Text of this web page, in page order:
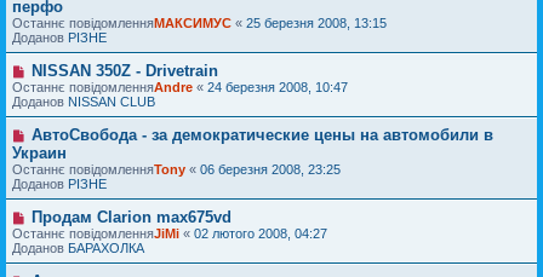
я
м
л
е
н
н
я
в
і
д
о
м
л
е
н
я
в
е
п
в
і
д
о
м
л
е
н
н
перфо
Останнє повідомленняМАКСИМУС « 25 березня 2008, 13:15
Доданов РІЗНЕ
Н
о
в
е
о
в
і
д
о
м
л
е
н
NISSAN 350Z - Drivetrain
Останнє повідомленняAndre « 24 березня 2008, 10:47
Доданов NISSAN CLUB
Н
о
в
е
п
в
і
д
о
АвтоСвобода - за демократические цены на автомобили в
Украин
Останнє повідомленняTony « 06 березня 2008, 23:25
Доданов РІЗНЕ
Н
о
в
е
Продам Clarion max675vd
Останнє повідомленняJiMi « 02 лютого 2008, 04:27
Доданов БАРАХОЛКА